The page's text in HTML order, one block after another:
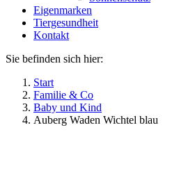
Eigenmarken
Tiergesundheit
Kontakt
Sie befinden sich hier:
Start
Familie & Co
Baby und Kind
Auberg Waden Wichtel blau